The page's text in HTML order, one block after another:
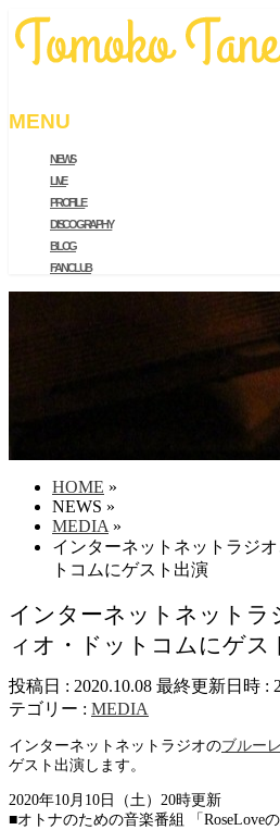
MENU
NEWS
LIVE
PROFILE
DISCOGRAPHY
BLOG
FAN CLUB
HOME »
NEWS »
MEDIA»
インターネットネットラジ
トコムにゲスト出演
インターネットネットラ
ィオ・ドットコムにゲス
投稿日 : 2020.10.08 最終更新日時 :
テゴリー : MEDIA
インターネットネットラジオのブルー
ゲスト出演します。
2020年10月10日（土）20時更新
■オトナのための音楽番組 「RoseLoveの